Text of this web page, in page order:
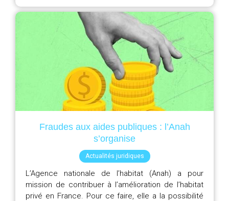
Fraudes aux aides publiques : l’Anah
s’organise
Actualités juridiques
L’Agence nationale de l’habitat (Anah) a pour
mission de contribuer à l’amélioration de l’habitat
privé en France. Pour ce faire, elle a la possibilité